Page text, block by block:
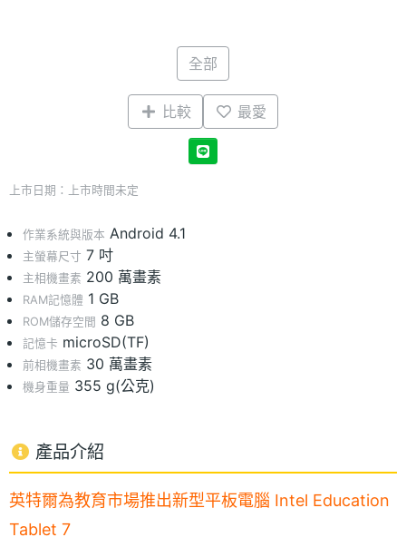
全部
比較 最愛
上市日期：上市時間未定
作業系統與版本 Android 4.1
主螢幕尺寸 7 吋
主相機畫素 200 萬畫素
RAM記憶體 1 GB
ROM儲存空間 8 GB
記憶卡 microSD(TF)
前相機畫素 30 萬畫素
機身重量 355 g(公克)
產品介紹
英特爾為教育市場推出新型平板電腦 Intel Education
Tablet 7